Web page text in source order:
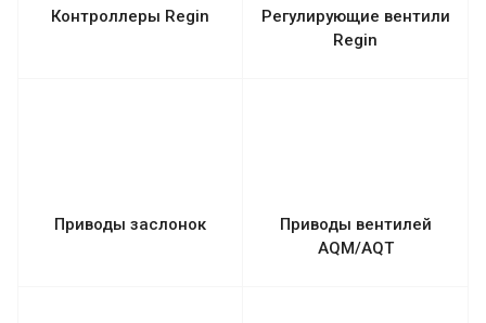
Контроллеры Regin
Регулирующие вентили
Regin
Приводы заслонок
Приводы вентилей
AQM/AQT